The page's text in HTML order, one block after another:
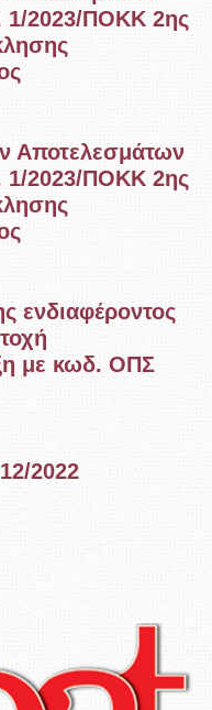
1/2023/ΠΟΚΚ 2ης
Αποτελεσμάτων
1/2023/ΠΟΚΚ 2ης
ενδιαφέροντος
με κωδ. ΟΠΣ
2022